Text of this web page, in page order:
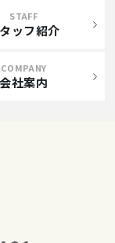
STAFF
ッフ紹介
COMPANY
会社案内